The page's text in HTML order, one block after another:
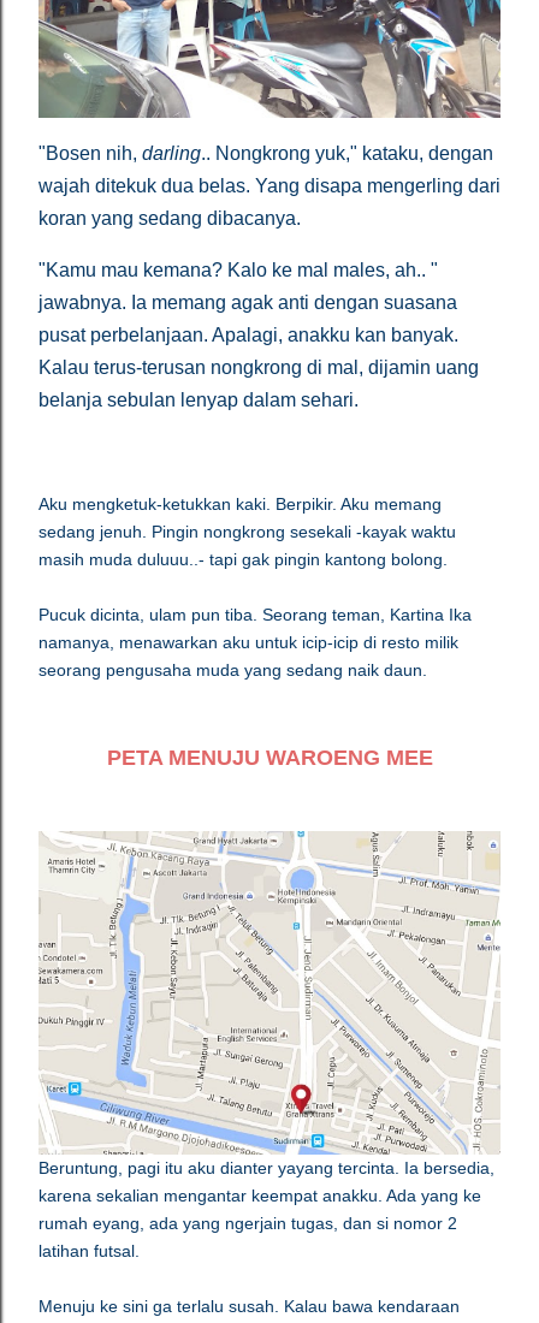
"Bosen nih, darling.. Nongkrong yuk," kataku, dengan
wajah ditekuk dua belas. Yang disapa mengerling dari
koran yang sedang dibacanya.
"Kamu mau kemana? Kalo ke mal males, ah.. "
jawabnya. Ia memang agak anti dengan suasana
pusat perbelanjaan. Apalagi, anakku kan banyak.
Kalau terus-terusan nongkrong di mal, dijamin uang
belanja sebulan lenyap dalam sehari.
Aku mengketuk-ketukkan kaki. Berpikir. Aku memang
sedang jenuh. Pingin nongkrong sesekali -kayak waktu
masih muda duluuu..- tapi gak pingin kantong bolong.
Pucuk dicinta, ulam pun tiba. Seorang teman, Kartina Ika
namanya, menawarkan aku untuk icip-icip di resto milik
seorang pengusaha muda yang sedang naik daun.
PETA MENUJU WAROENG MEE
Beruntung, pagi itu aku dianter yayang tercinta. Ia bersedia,
karena sekalian mengantar keempat anakku. Ada yang ke
rumah eyang, ada yang ngerjain tugas, dan si nomor 2
latihan futsal.
Menuju ke sini ga terlalu susah. Kalau bawa kendaraan